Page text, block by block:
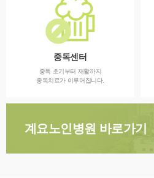
중독센터
중독 초기부터 재활까지
중독치료가 이루어집니다.
계요노인병원 바로가기